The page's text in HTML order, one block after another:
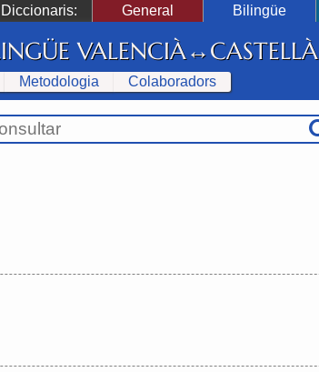
Diccionaris: General Bilingüe
VALENCIÀ↔CASTELLÀ
Metodologia Colaboradors